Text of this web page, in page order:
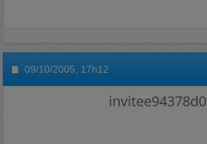
09/10/2005, 17h12
invitee94378d0